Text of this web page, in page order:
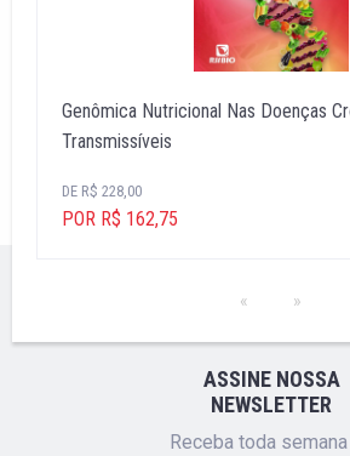
Genômica Nutricional Nas Doenças
Transmissíveis
DE R$ 228,00
POR R$ 162,75
ASSINE NOSSA
NEWSLETTER
Receba toda